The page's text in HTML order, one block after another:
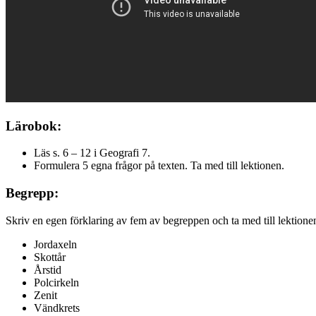
Lärobok:
Läs s. 6 – 12 i Geografi 7.
Formulera 5 egna frågor på texten. Ta med till lektionen.
Begrepp:
Skriv en egen förklaring av fem av begreppen och ta med till
Jordaxeln
Skottår
Årstid
Polcirkeln
Zenit
Vändkrets